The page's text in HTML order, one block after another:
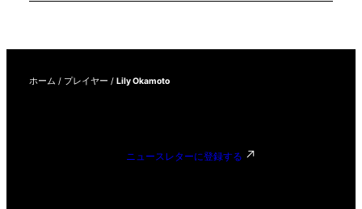
ホーム / プレイヤー / Lily Okamoto
ニュースレターに登録する